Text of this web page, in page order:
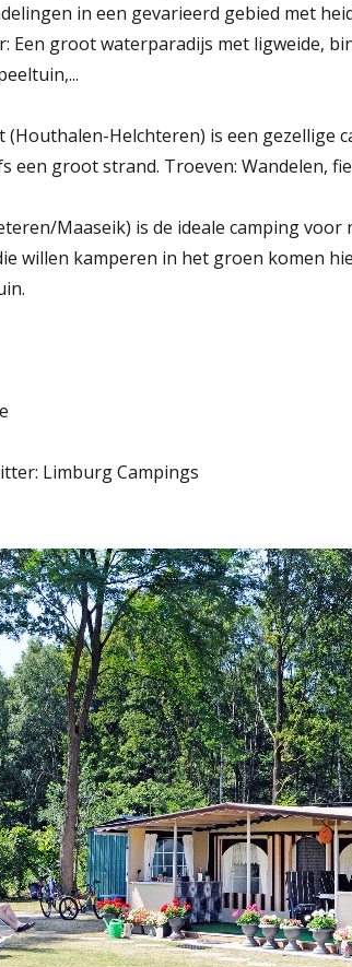
in een gevarieerd gebied met
Een groot waterparadijs met ligweide,
(Houthalen-Helchteren) is een gezellige
een groot strand. Troeven: Wandelen,
Maaseik) is de ideale camping
willen kamperen in het groen komen
Limburg Campings